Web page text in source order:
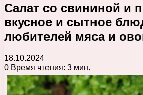
Салат со свининой и
вкусное и сытное
любителей мяса и
18.10.2024
0 Время чтения: 3 мин.